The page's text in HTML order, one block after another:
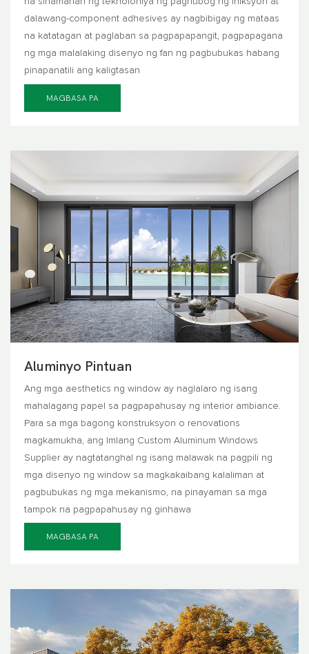
dalawang-component adhesives ay nagbibigay ng mataas
na katatagan at paglaban sa pagpapapangit, pagpapagana
ng mga malalaking disenyo ng fan ng pagbubukas habang
pinapanatili ang kaligtasan
MAGBASA PA
Aluminyo Pintuan
Ang mga aesthetics ng window ay naglalaro ng isang
mahalagang papel sa pagpapahusay ng interior ambiance.
Para sa mga bagong konstruksyon o renovations
magkamukha, ang Imlang Custom Aluminum Windows
Supplier ay nagtatanghal ng isang malawak na pagpili ng
mga disenyo ng window sa magkakaibang kalaliman at
pagbubukas ng mga mekanismo, na pinayaman sa mga
tampok na pagpapahusay ng ginhawa
MAGBASA PA